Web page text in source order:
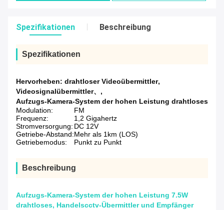
Spezifikationen Beschreibung
Spezifikationen
Hervorheben: drahtloser Videoübermittler,
Videosignalübermittler、 ,
Aufzugs-Kamera-System der hohen Leistung drahtloses
Modulation:
FM
Frequenz:
1,2 Gigahertz
Stromversorgung: DC 12V
Getriebe-Abstand:Mehr als 1km (LOS)
Getriebemodus:
Punkt zu Punkt
Beschreibung
Aufzugs-Kamera-System der hohen Leistung 7.5W
drahtloses, Handelscctv-Übermittler und Empfänger